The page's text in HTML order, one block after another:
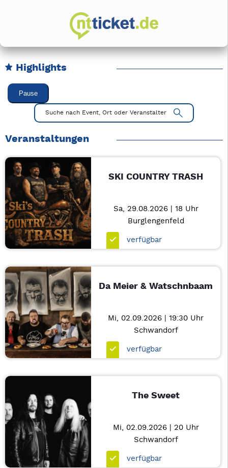
Highlights
Karussell Veranstaltungen überspringen
Pause
Mit Tab zu den Steuerelementen wechseln. Mit Pfeiltasten
Suche nach Event, Ort oder Veranstalter
Veranstaltungen
SKI COUNTRY TRASH
Sa, 29.08.2026 | 18 Uhr
Burglengenfeld
verfügbar
Da Meier & Watschnbaam
Mi, 02.09.2026 | 19:30 Uhr
Schwandorf
verfügbar
The Sweet
Mi, 02.09.2026 | 20 Uhr
Schwandorf
verfügbar